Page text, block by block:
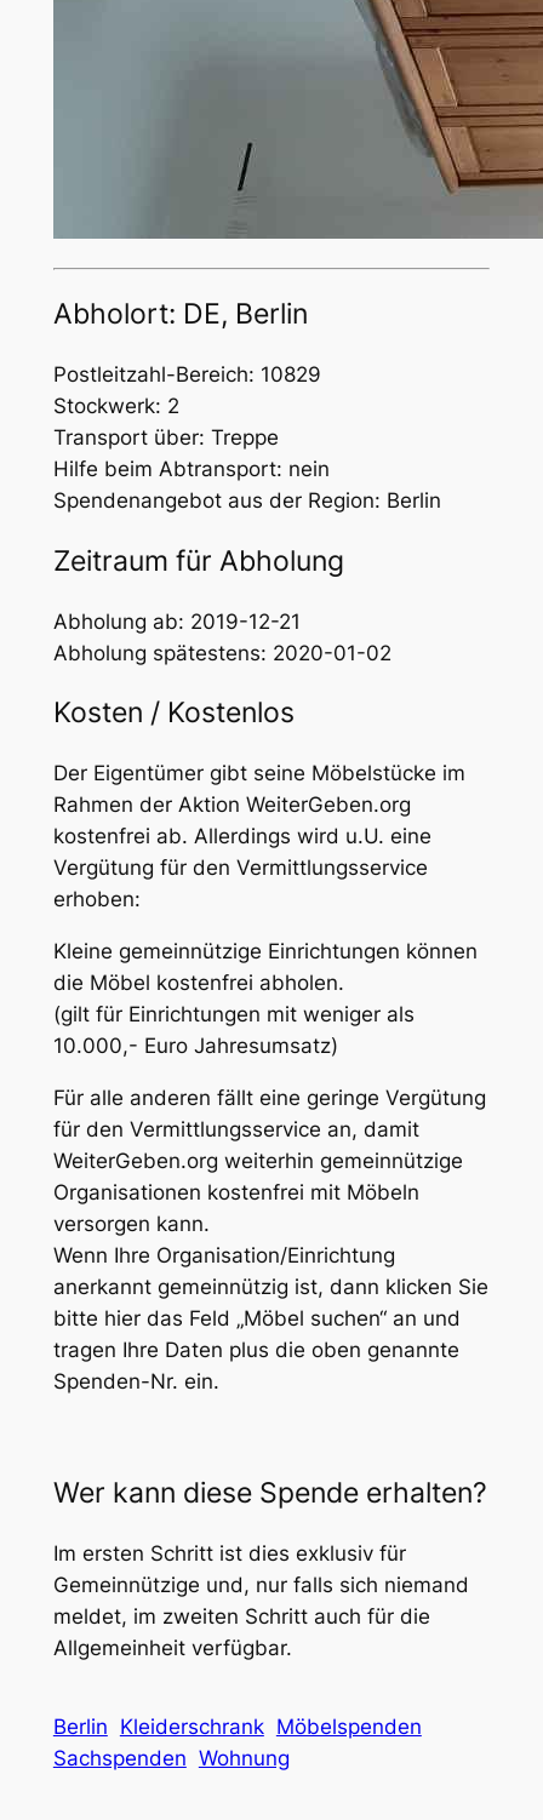
Abholort: DE, Berlin
Postleitzahl-Bereich: 10829
Stockwerk: 2
Transport über: Treppe
Hilfe beim Abtransport: nein
Spendenangebot aus der Region: Berlin
Zeitraum für Abholung
Abholung ab: 2019-12-21
Abholung spätestens: 2020-01-02
Kosten / Kostenlos
Der Eigentümer gibt seine Möbelstücke im
Rahmen der Aktion WeiterGeben.org
kostenfrei ab. Allerdings wird u.U. eine
Vergütung für den Vermittlungsservice
erhoben:
Kleine gemeinnützige Einrichtungen können
die Möbel kostenfrei abholen.
(gilt für Einrichtungen mit weniger als
10.000,- Euro Jahresumsatz)
Für alle anderen fällt eine geringe Vergütung
für den Vermittlungsservice an, damit
WeiterGeben.org weiterhin gemeinnützige
Organisationen kostenfrei mit Möbeln
versorgen kann.
Wenn Ihre Organisation/Einrichtung
anerkannt gemeinnützig ist, dann klicken Sie
bitte hier das Feld „Möbel suchen“ an und
tragen Ihre Daten plus die oben genannte
Spenden-Nr. ein.
Wer kann diese Spende erhalten?
Im ersten Schritt ist dies exklusiv für
Gemeinnützige und, nur falls sich niemand
meldet, im zweiten Schritt auch für die
Allgemeinheit verfügbar.
Berlin Kleiderschrank Möbelspenden
Sachspenden Wohnung